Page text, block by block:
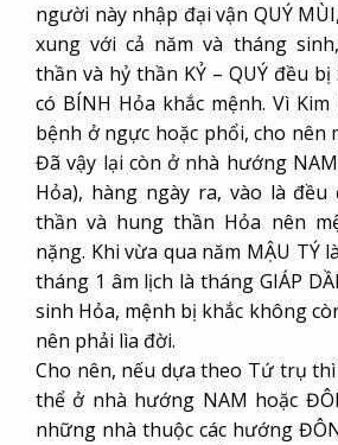
người này nhập đại vận QUÝ
xung với cả năm và tháng
thần và hỷ thần KỶ – QUÝ đều
có BÍNH Hỏa khắc mệnh. Vì
bệnh ở ngực hoặc phổi, cho nên
Đã vậy lại còn ở nhà hướng
Hỏa), hàng ngày ra, vào là
thần và hung thần Hỏa nên
nặng. Khi vừa qua năm MẬU TÝ
tháng 1 âm lịch là tháng GIÁP
sinh Hỏa, mệnh bị khắc không
nên phải lìa đời.
Cho nên, nếu dựa theo Tứ trụ
thể ở nhà hướng NAM hoặc
những nhà thuộc các hướng